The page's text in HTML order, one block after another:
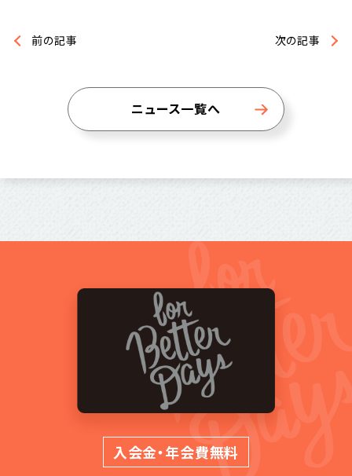
前の記事 次の記事
ニュース一覧へ
入会金・年会費無料